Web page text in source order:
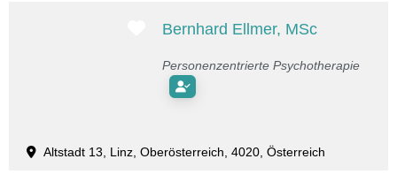
Favorit
Bernhard Ellmer, MSc
Personenzentrierte Psychotherapie
Altstadt 13, Linz, Oberösterreich, 4020, Österreich